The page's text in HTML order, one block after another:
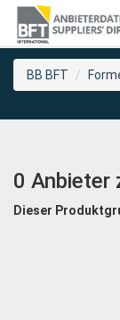
BB BFT
0 Anbieter
Dieser